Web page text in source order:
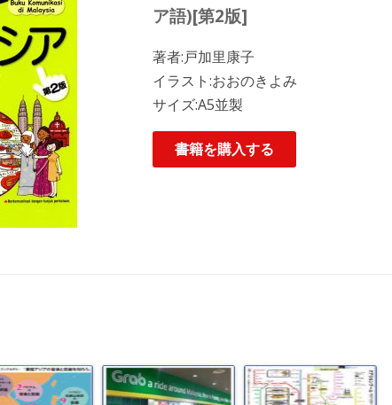
ア語)[第2版]
著者:戸加里康子
イラスト:おおのきよみ
サイズ:A5並製
書籍を購入する